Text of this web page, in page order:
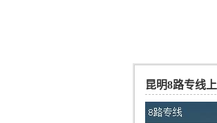
昆明8路专线